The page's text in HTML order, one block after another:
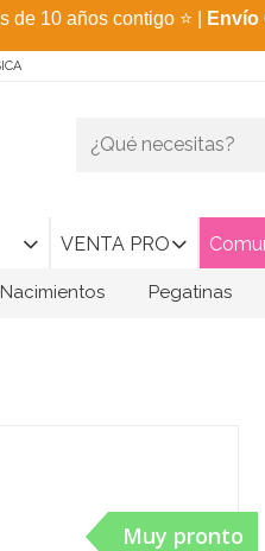
de 10 años contigo ⭐ Envío
VENTA PRO
Nacimientos Pegatinas
Muy pronto